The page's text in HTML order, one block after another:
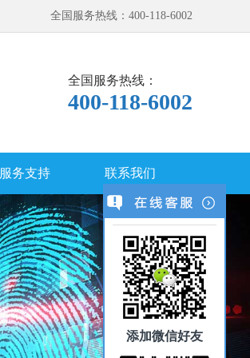
全国服务热线：400-118-6002
全国服务热线：
400-118-6002
服务支持 联系我们
添加微信好友